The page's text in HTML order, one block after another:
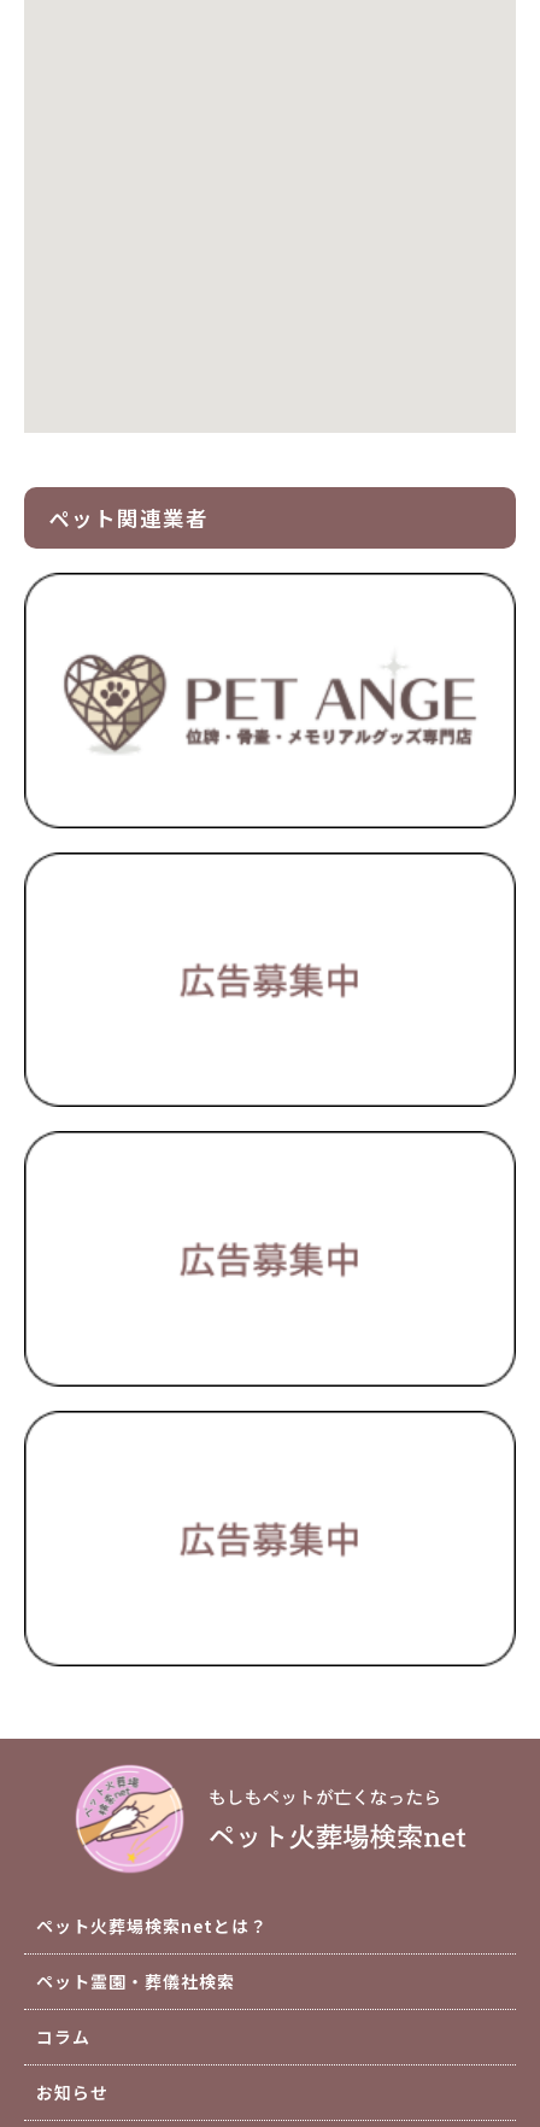
ペット関連業者
ペット火葬場検索netとは？
ペット霊園・葬儀社検索
コラム
お知らせ